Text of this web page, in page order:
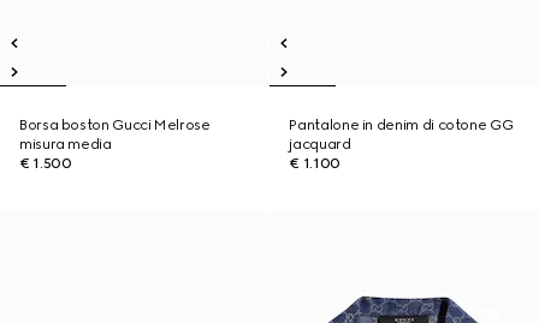
Borsa boston Gucci Melrose
misura media
€ 1.500
Pantalone in denim di cotone GG
jacquard
€ 1.100